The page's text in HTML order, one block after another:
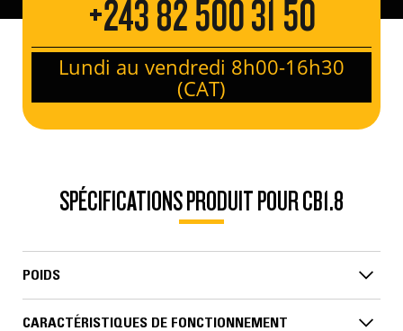
+243 82 500 31 50
Lundi au vendredi 8h00-16h30
(CAT)
SPÉCIFICATIONS PRODUIT POUR CB1.8
POIDS
CARACTÉRISTIQUES DE FONCTIONNEMENT